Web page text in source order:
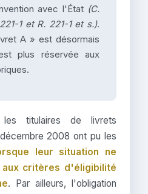
avec l'État (C.
1 et R. 221-1 et s.).
A » est désormais
plus réservée aux
les titulaires de livrets
2008 ont pu les
leur situation ne
critères d'éligibilité
. Par ailleurs, l'obligation